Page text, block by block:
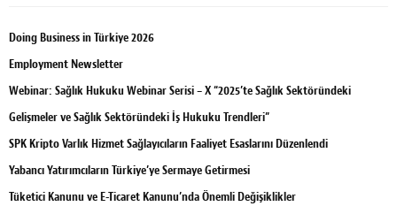
Doing Business in Türkiye 2026
Employment Newsletter
Webinar: Sağlık Hukuku Webinar Serisi – X “2025’te Sağlık Sektöründeki
Gelişmeler ve Sağlık Sektöründeki İş Hukuku Trendleri”
SPK Kripto Varlık Hizmet Sağlayıcıların Faaliyet Esaslarını Düzenlendi
Yabancı Yatırımcıların Türkiye’ye Sermaye Getirmesi
Tüketici Kanunu ve E-Ticaret Kanunu’nda Önemli Değişiklikler